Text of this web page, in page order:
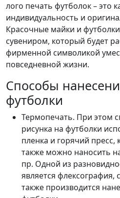
лого печать футболок – это
индивидуальность и
Красочные майки и
сувениром, который будет
фирменной символикой
повседневной жизни.
Способы
футболки
Термопечать. При этом
рисунка на футболки
пленка и горячий пресс,
также можно наносить
пр. Одной из
является
также производится